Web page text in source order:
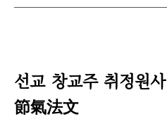
선교 창교주 취정원
節氣法文